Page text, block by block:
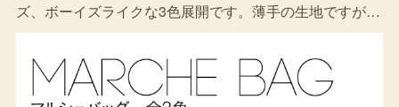
ズ、ボーイズライクな3色展開です。薄手の生地ですが…